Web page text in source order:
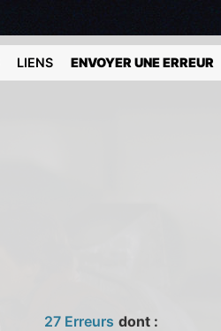
LIENS ENVOYER UNE ERREUR
27 Erreurs dont :